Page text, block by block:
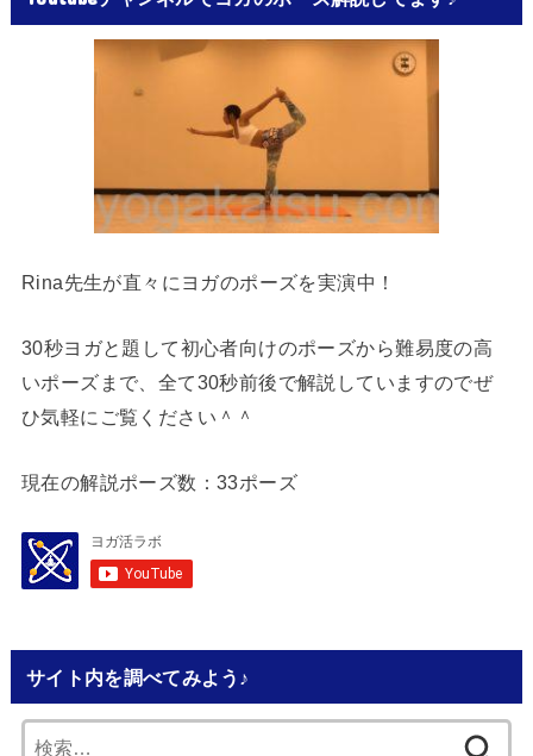
Rina先生が直々にヨガのポーズを実演中！
30秒ヨガと題して初心者向けのポーズから難易度の高
いポーズまで、全て30秒前後で解説していますのでぜ
ひ気軽にご覧ください＾＾
現在の解説ポーズ数：33ポーズ
サイト内を調べてみよう♪